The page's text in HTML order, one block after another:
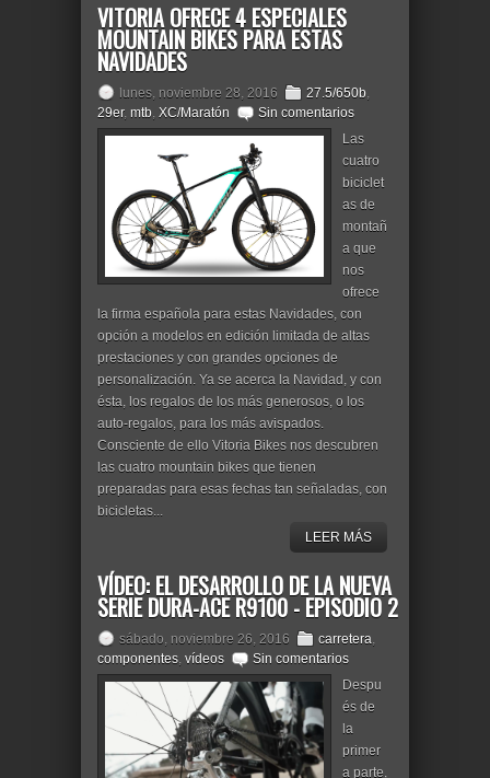
VITORIA OFRECE 4 ESPECIALES
MOUNTAIN BIKES PARA ESTAS
NAVIDADES
lunes, noviembre 28, 2016 27.5/650b,
29er, mtb, XC/Maratón
Sin comentarios
Las
cuatro
biciclet
as de
montañ
a que
nos
ofrece
la firma española para estas Navidades, con
opción a modelos en edición limitada de altas
prestaciones y con grandes opciones de
personalización. Ya se acerca la Navidad, y con
ésta, los regalos de los más generosos, o los
auto-regalos, para los más avispados.
Consciente de ello Vitoria Bikes nos descubren
las cuatro mountain bikes que tienen
preparadas para esas fechas tan señaladas, con
bicicletas...
LEER MÁS
VÍDEO: EL DESARROLLO DE LA NUEVA
SERIE DURA-ACE R9100 - EPISODIO 2
sábado, noviembre 26, 2016 carretera,
componentes, vídeos
Sin comentarios
Despu
és de
la
primer
a parte,